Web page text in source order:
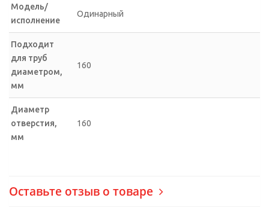
Модель/
исполнение
Одинарный
Подходит
для труб
диаметром,
мм
160
Диаметр
отверстия,
мм
160
Оставьте отзыв о товаре